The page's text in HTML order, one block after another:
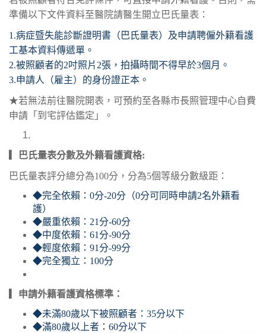
準備以下文件資料至醫院請醫生開立巴氏量表：
1.病症暨失能診斷證明書（巴氏量表）及申請聘僱外籍看護
工基本資料傳遞單。
2.被照顧者的2吋照片2張，拍攝時間不得早於3個月。
3.申請人（雇主）的身份證正本。
★若無法前往醫院開表，可預約至各縣市長照管理中心自費
申請「到宅評估鑑定」。
▎巴氏量表分數及外籍看護資格:
巴氏量表評分總分為100分，分為5個等級分數級距：
◆完全依賴：0分-20分（0分可同時申請2名外籍看
護）
◆嚴重依賴：21分-60分
◆中度依賴：61分-90分
◆輕度依賴：91分-99分
◆完全獨立：100分
▎申請外籍看護資格標準：
◆未滿80歲以下被照顧者：35分以下
◆滿80歲以上者：60分以下